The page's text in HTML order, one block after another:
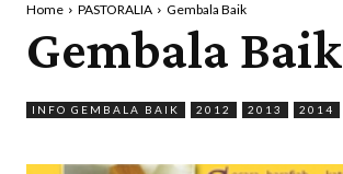
Home PASTORALIA Gembala Baik
Gembala Baik
INFO GEMBALA BAIK 2012 2013 2014